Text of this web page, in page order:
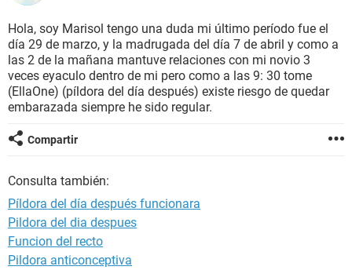
BIENESTAR
SEXUALIDAD
GLOSARIO
Hola, soy Marisol tengo una duda mi último período fue el
día 29 de marzo, y la madrugada del día 7 de abril y como a
las 2 de la mañana mantuve relaciones con mi novio 3
veces eyaculo dentro de mi pero como a las 9: 30 tome
(EllaOne) (píldora del día después) existe riesgo de quedar
embarazada siempre he sido regular.
Compartir
Consulta también:
Píldora del día después funcionara
Pildora del dia despues
Funcion del recto
Pildora anticonceptiva